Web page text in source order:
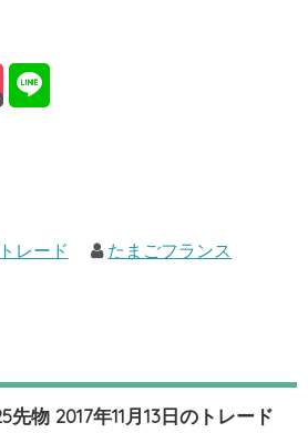
トレード たまごフランス
先物 2017年11月13日のトレード